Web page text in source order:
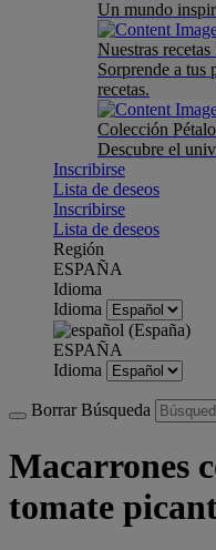
Un mundo
Nuestras
Sorprende a tus
recetas.
Colección Pétalo
Descubre el
Inscribirse
Lista de deseos
Inscribirse
Lista de deseos
Región
ESPAÑA
Idioma
Idioma
ESPAÑA
Idioma
Borrar Búsqueda
Macarrones
tomate